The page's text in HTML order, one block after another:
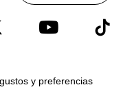
y preferencias